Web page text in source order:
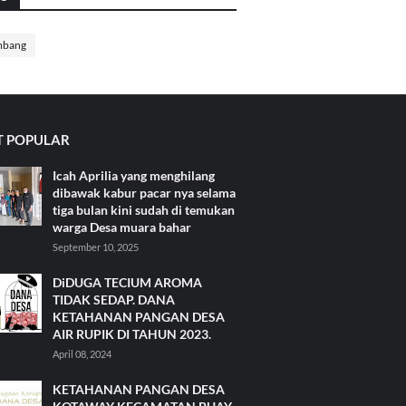
POPULAR
Icah Aprilia yang menghilang
dibawak kabur pacar nya selama
tiga bulan kini sudah di temukan
warga Desa muara bahar
September 10, 2025
DiDUGA TECIUM AROMA
TIDAK SEDAP. DANA
KETAHANAN PANGAN DESA
AIR RUPIK DI TAHUN 2023.
April 08, 2024
KETAHANAN PANGAN DESA